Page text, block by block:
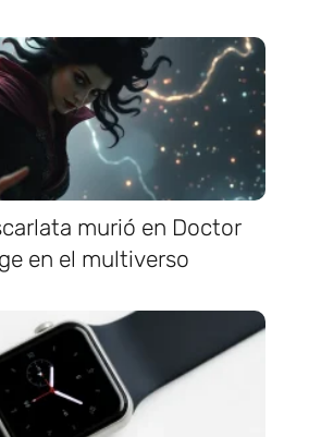
murió en Doctor
en el multiverso